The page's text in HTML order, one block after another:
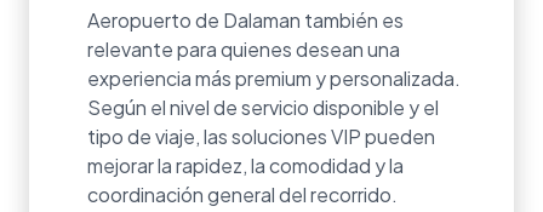
Aeropuerto de Dalaman también es
relevante para quienes desean una
experiencia más premium y personalizada.
Según el nivel de servicio disponible y el
tipo de viaje, las soluciones VIP pueden
mejorar la rapidez, la comodidad y la
coordinación general del recorrido.